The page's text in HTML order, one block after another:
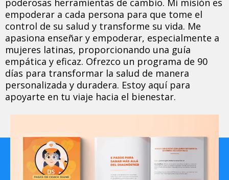
poderosas herramientas de cambio. Mi misión es
empoderar a cada persona para que tome el
control de su salud y transforme su vida. Me
apasiona enseñar y empoderar, especialmente a
mujeres latinas, proporcionando una guía
empática y eficaz. Ofrezco un programa de 90
días para transformar la salud de manera
personalizada y duradera. Estoy aquí para
apoyarte en tu viaje hacia el bienestar.